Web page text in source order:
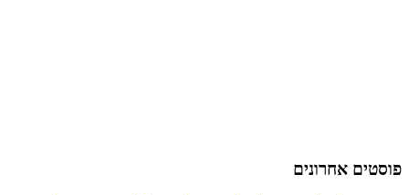
פוסטים אחרונים